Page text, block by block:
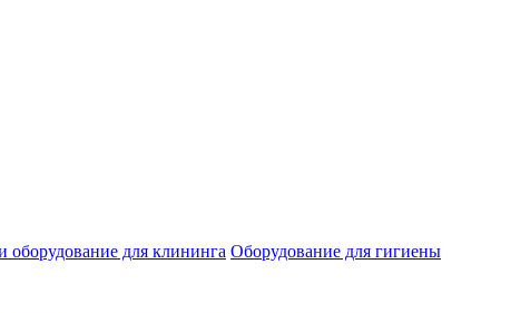
оборудование для клининга Оборудование для гигиены